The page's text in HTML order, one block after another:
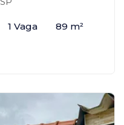
1 Vaga 89 m²